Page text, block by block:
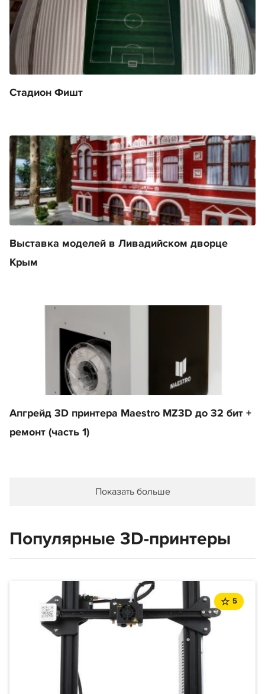
Стадион Фишт
Выставка моделей в Ливадийском дворце
Крым
Апгрейд 3D принтера Maestro MZ3D до 32 бит +
ремонт (часть 1)
Показать больше
Популярные 3D-принтеры
5